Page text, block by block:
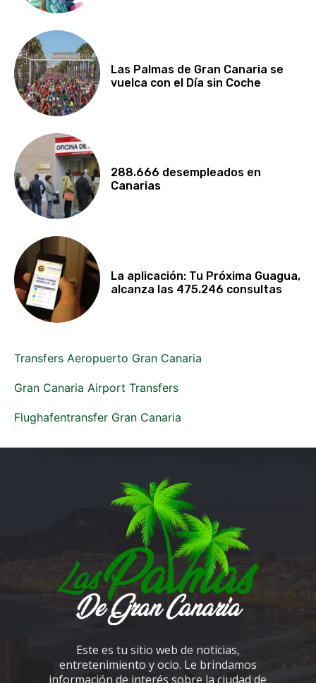
Las Palmas de Gran Canaria se
vuelca con el Día sin Coche
288.666 desempleados en
Canarias
La aplicación: Tu Próxima Guagua,
alcanza las 475.246 consultas
Transfers Aeropuerto Gran Canaria
Gran Canaria Airport Transfers
Flughafentransfer Gran Canaria
Este es tu sitio web de noticias,
entretenimiento y ocio. Le brindamos
información de interés sobre la ciudad de